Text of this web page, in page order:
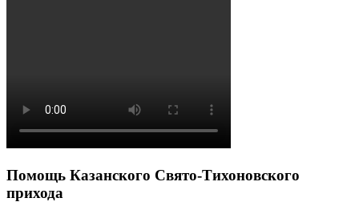
Помощь Казанского Свято-Тихоновского
прихода